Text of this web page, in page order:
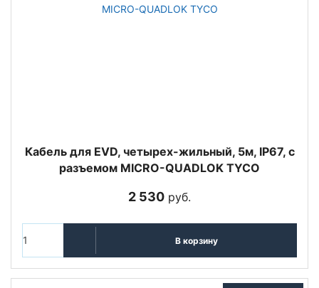
Кабель для EVD, четырех-жильный, 5м, IP67, с
разъемом MICRO-QUADLOK TYCO
2 530 руб.
В корзину